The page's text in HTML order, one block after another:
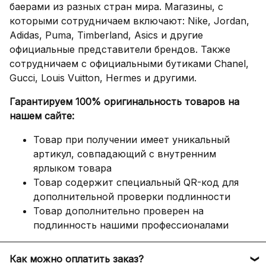
баерами из разных стран мира. Магазины, с
которыми сотрудничаем включают: Nike, Jordan,
Adidas, Puma, Timberland, Asics и другие
официальные представители брендов. Также
сотрудничаем с официальными бутиками Chanel,
Gucci, Louis Vuitton, Hermes и другими.
Гарантируем 100% оригинальность товаров на
нашем сайте:
Товар при получении имеет уникальный
артикул, совпадающий с внутренним
ярлыком товара
Товар содержит специальный QR-код для
дополнительной проверки подлинности
Товар дополнительно проверен на
подлинность нашими профессионалами
Как можно оплатить заказ?